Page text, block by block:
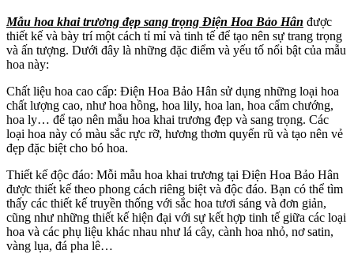
Mẫu hoa khai trương đẹp sang trọng Điện Hoa Bảo Hân được
thiết kế và bày trí một cách tỉ mỉ và tinh tế để tạo nên sự trang trọng
và ấn tượng. Dưới đây là những đặc điểm và yếu tố nổi bật của mẫu
hoa này:
Chất liệu hoa cao cấp: Điện Hoa Bảo Hân sử dụng những loại hoa
chất lượng cao, như hoa hồng, hoa lily, hoa lan, hoa cẩm chướng,
hoa ly… để tạo nên mẫu hoa khai trương đẹp và sang trọng. Các
loại hoa này có màu sắc rực rỡ, hương thơm quyến rũ và tạo nên vẻ
đẹp đặc biệt cho bó hoa.
Thiết kế độc đáo: Mỗi mẫu hoa khai trương tại Điện Hoa Bảo Hân
được thiết kế theo phong cách riêng biệt và độc đáo. Bạn có thể tìm
thấy các thiết kế truyền thống với sắc hoa tươi sáng và đơn giản,
cũng như những thiết kế hiện đại với sự kết hợp tinh tế giữa các loại
hoa và các phụ liệu khác nhau như lá cây, cành hoa nhỏ, nơ satin,
vàng lụa, đá pha lê…